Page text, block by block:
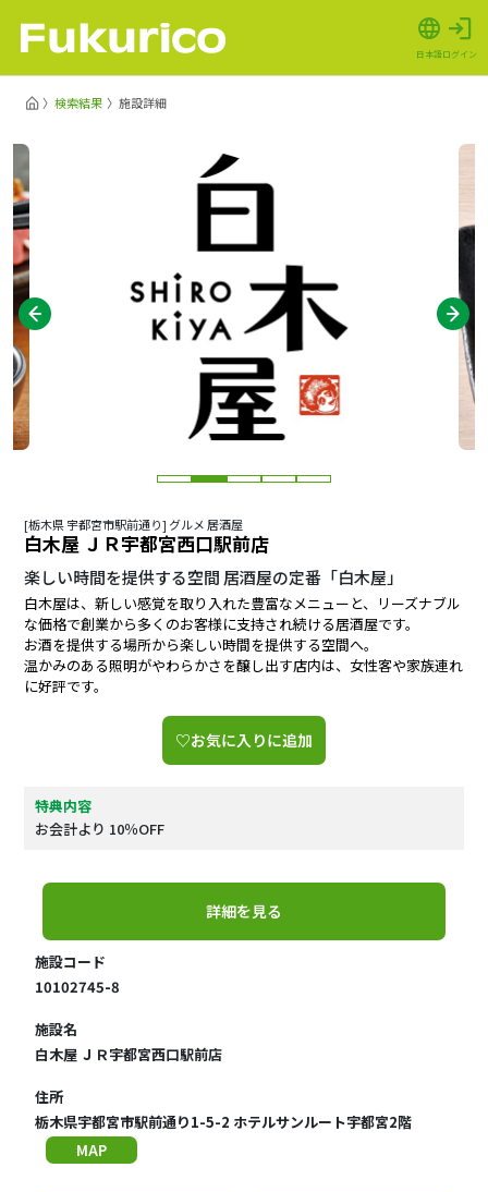
日本語ログイン
検索結果 施設詳細
[栃木県 宇都宮市駅前通り] グルメ 居酒屋
白木屋 ＪＲ宇都宮西口駅前店
楽しい時間を提供する空間 居酒屋の定番「白木屋」
白木屋は、新しい感覚を取り入れた豊富なメニューと、リーズナブル
な価格で創業から多くのお客様に支持され続ける居酒屋です。
お酒を提供する場所から楽しい時間を提供する空間へ。
温かみのある照明がやわらかさを醸し出す店内は、女性客や家族連れ
に好評です。
♡お気に入りに追加
特典内容
お会計より 10％OFF
詳細を見る
施設コード
10102745-8
施設名
白木屋 ＪＲ宇都宮西口駅前店
住所
栃木県宇都宮市駅前通り1-5-2 ホテルサンルート宇都宮2階
MAP